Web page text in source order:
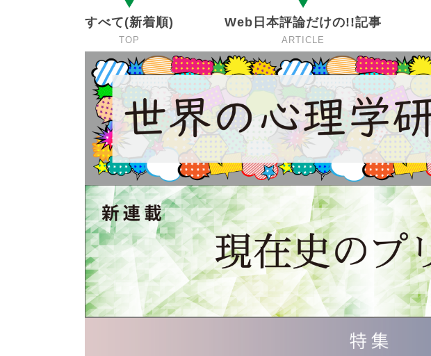
すべて(新着順)
TOP
Web日本評論だけの!!記事
ARTICLE